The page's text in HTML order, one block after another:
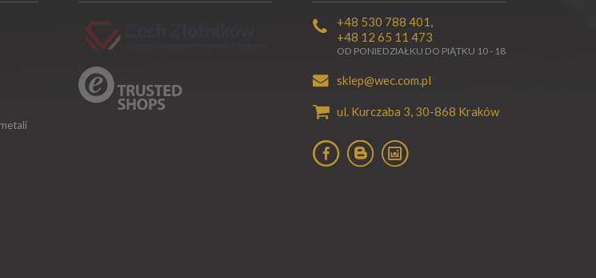
+48 530 788 401
+48 12 65 11 473
OD PONIEDZIAŁKU DO PIĄTKU 10 - 18
sklep@wec.com.pl
ul. Kurczaba 3, 30-868 Kraków